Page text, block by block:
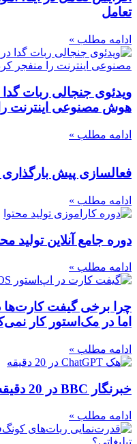
تعامل
ادامه مطلب »
ویدئوی جنجالی ربات
هوش مصنوعی اینترنت
ادامه مطلب »
فعالسازی پیش بارگذاری
ادامه مطلب »
دوره جامع آنلاین تولید
ادامه مطلب »
اما در مک‌استور کار
ادامه مطلب »
خبرنگار BBC در 20 دقیقه ChatGPT را هک کرد!
ادامه مطلب »